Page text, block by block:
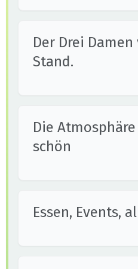
Der Drei
Stand.
Die
schön
Essen, Events,